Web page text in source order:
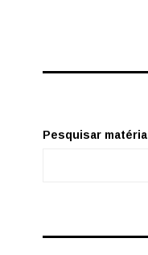
Pesquisar matéria